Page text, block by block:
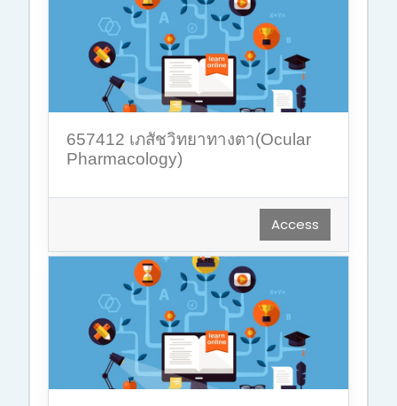
657412 เภสัชวิทยาทางตา(Ocular
Pharmacology)
Access